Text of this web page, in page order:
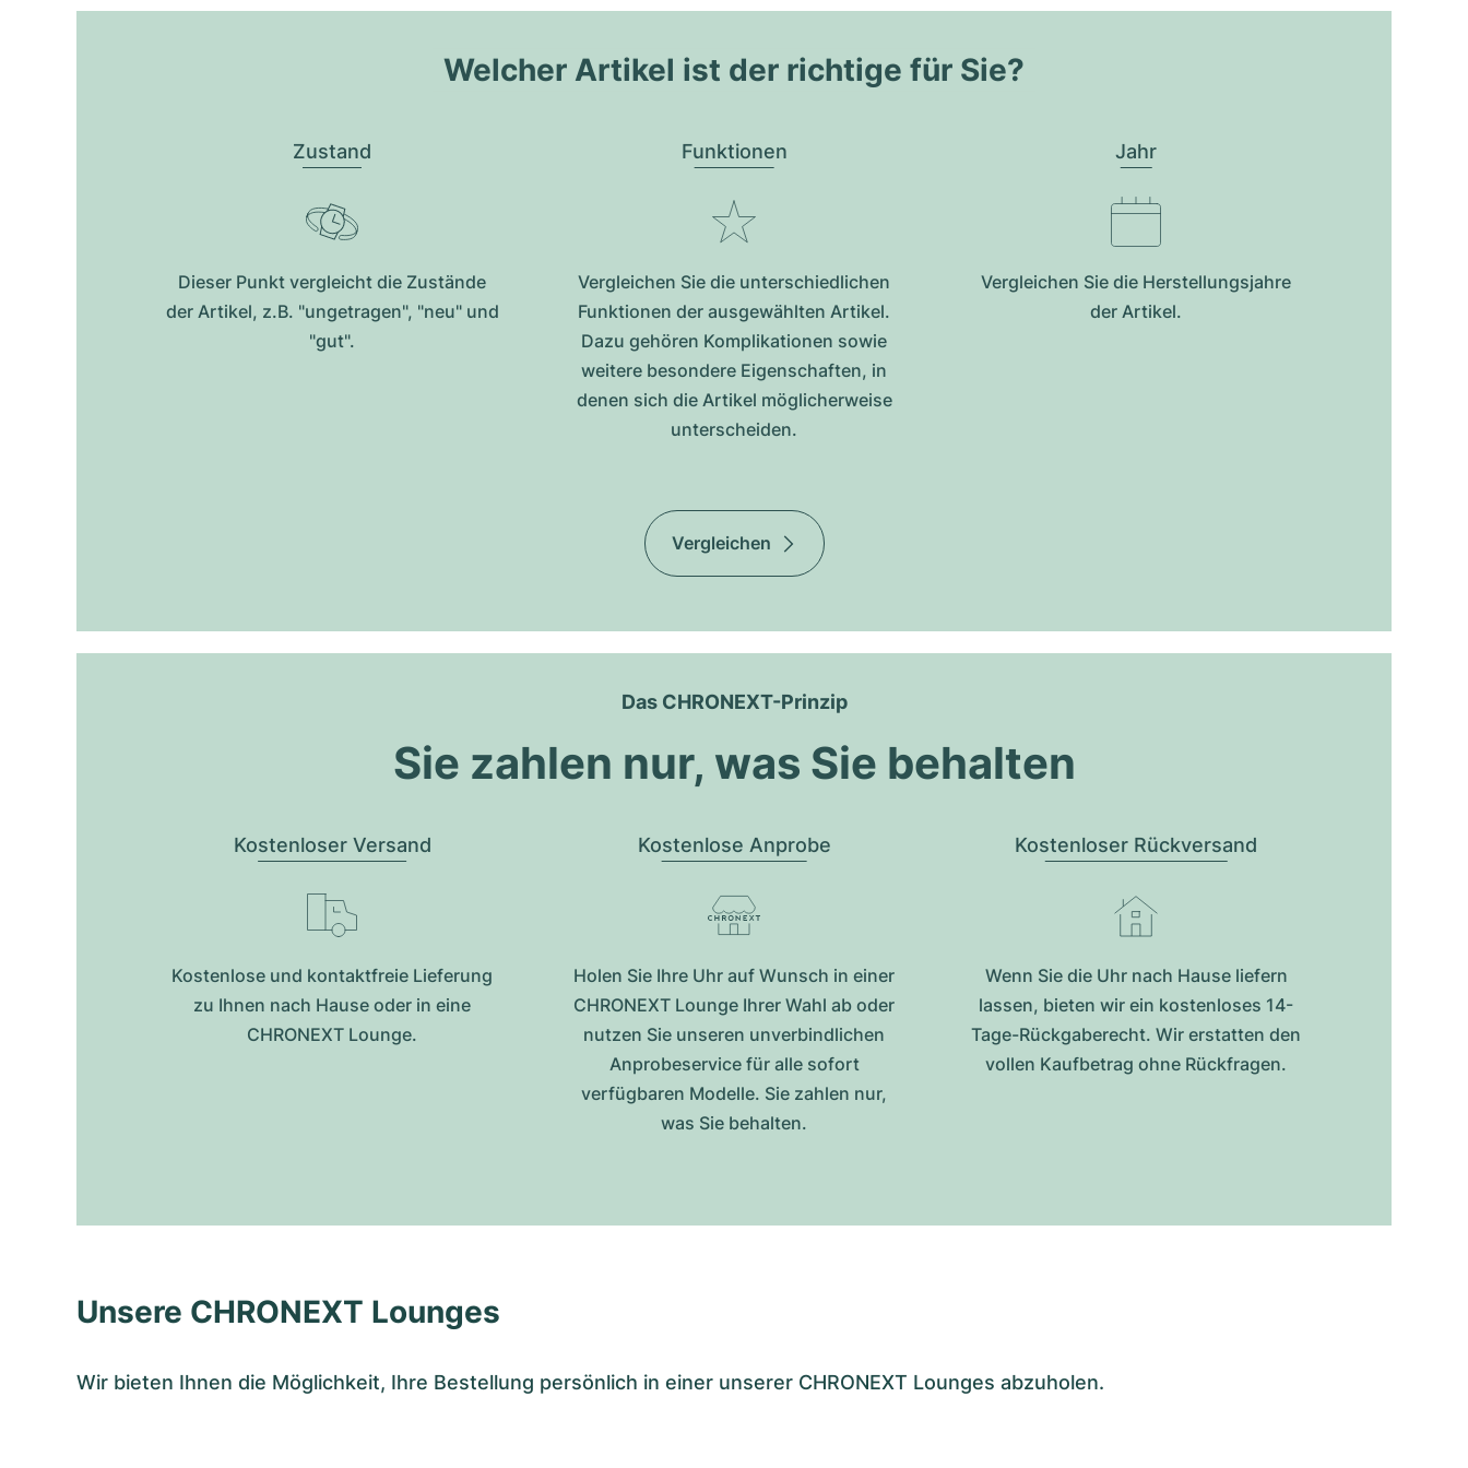
Welcher Artikel ist der richtige für Sie?
Zustand
Dieser Punkt vergleicht die Zustände
der Artikel, z.B. "ungetragen", "neu" und
"gut".
Funktionen
Vergleichen Sie die unterschiedlichen
Funktionen der ausgewählten Artikel.
Dazu gehören Komplikationen sowie
weitere besondere Eigenschaften, in
denen sich die Artikel möglicherweise
unterscheiden.
Jahr
Vergleichen Sie die Herstellungsjahre
der Artikel.
Vergleichen
Das CHRONEXT-Prinzip
Sie zahlen nur, was Sie behalten
Kostenloser Versand
Kostenlose und kontaktfreie Lieferung
zu Ihnen nach Hause oder in eine
CHRONEXT Lounge.
Kostenlose Anprobe
Holen Sie Ihre Uhr auf Wunsch in einer
CHRONEXT Lounge Ihrer Wahl ab oder
nutzen Sie unseren unverbindlichen
Anprobeservice für alle sofort
verfügbaren Modelle. Sie zahlen nur,
was Sie behalten.
Kostenloser Rückversand
Wenn Sie die Uhr nach Hause liefern
lassen, bieten wir ein kostenloses 14-
Tage-Rückgaberecht. Wir erstatten den
vollen Kaufbetrag ohne Rückfragen.
Unsere CHRONEXT Lounges
Wir bieten Ihnen die Möglichkeit, Ihre Bestellung persönlich in einer unserer CHRONEXT Lounges abzuholen.